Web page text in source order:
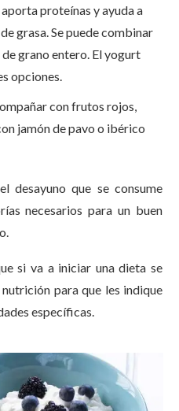
proteínas y ayuda a
grasa. Se puede combinar
grano entero. El yogurt
opciones.
con frutos rojos,
jamón de pavo o ibérico
desayuno que se consume
necesarios para un buen
si va a iniciar una dieta se
para que les indique
específicas.